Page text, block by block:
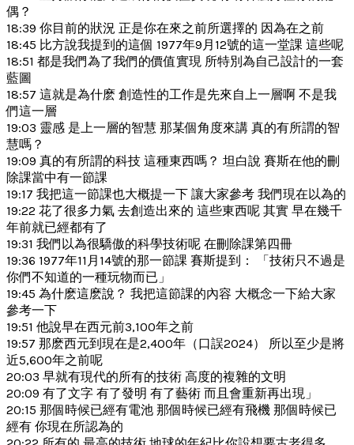
偶？
18:39 你目前的狀況 正是你在來之前所選擇的 因為在之前
18:45 比方說我提到的這個 1977年9月12號的這一堂課 這些呢
18:51 都是我們為了我們的價值實現 所特別為自己設計的一套
藍圖
18:57 這就是為什麽 創造性的工作是先來自上一層啊 不是我
們這一層
19:03 靈感 是上一層的智慧 那某個角度來講 真的有所謂的智
慧嗎？
19:09 真的有所謂的科技 這種東西嗎？ 坦白說 賽斯在他的刪
除課當中有一節課
19:17 我把這一節課也大概提一下 讓大家參考 我們現在以為的
19:22 花了很多力氣 去創造出來的 這些東西呢 其實 早在幾千
年前就已經都有了
19:31 我們以為很驕傲的科學技術呢 在刪除課第四冊
19:36 1977年11月14號的那一節課 賽斯提到： 「技術只不過是
你們不知道的一種玩物而已」
19:45 為什麽這麽說？ 我把這節課的內容 大概念一下給大家
參考一下
19:51 他說早在西元前3,100年之前
19:57 那麽西元到現在是2,400年（口誤2024） 所以至少是將
近5,600年之前呢
20:03 早就有現代的所有的技術 高度的複雜的文明
20:09 有了文字 有了發明 有了藝術 而且會重新再出現」
20:15 那個時候已經有電池 那個時候已經有飛機 那個時候已
經有 你現在所認為的